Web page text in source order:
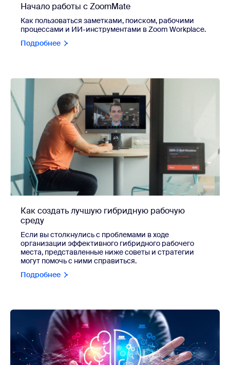
Начало работы с ZoomMate
Как пользоваться заметками, поиском, рабочими
процессами и ИИ-инструментами в Zoom Workplace.
Подробнее
Как создать лучшую гибридную рабочую
среду
Если вы столкнулись с проблемами в ходе
организации эффективного гибридного рабочего
места, представленные ниже советы и стратегии
могут помочь с ними справиться.
Подробнее